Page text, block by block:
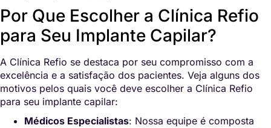
Por Que Escolher a Clínica Refio
para Seu Implante Capilar?
A Clínica Refio se destaca por seu compromisso com a
excelência e a satisfação dos pacientes. Veja alguns dos
motivos pelos quais você deve escolher a Clínica Refio
para seu implante capilar:
Médicos Especialistas: Nossa equipe é composta